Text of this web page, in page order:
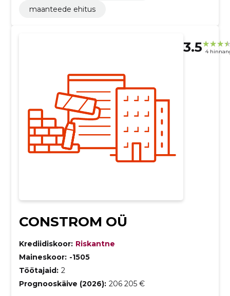
maanteede ehitus
3.5 4
CONSTROM OÜ
Krediidiskoor: Riskantne
Maineskoor: -1505
Töötajaid: 2
Prognooskäive (2026): 206 205 €